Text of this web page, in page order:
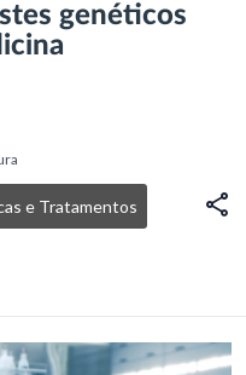
genéticos
e Tratamentos